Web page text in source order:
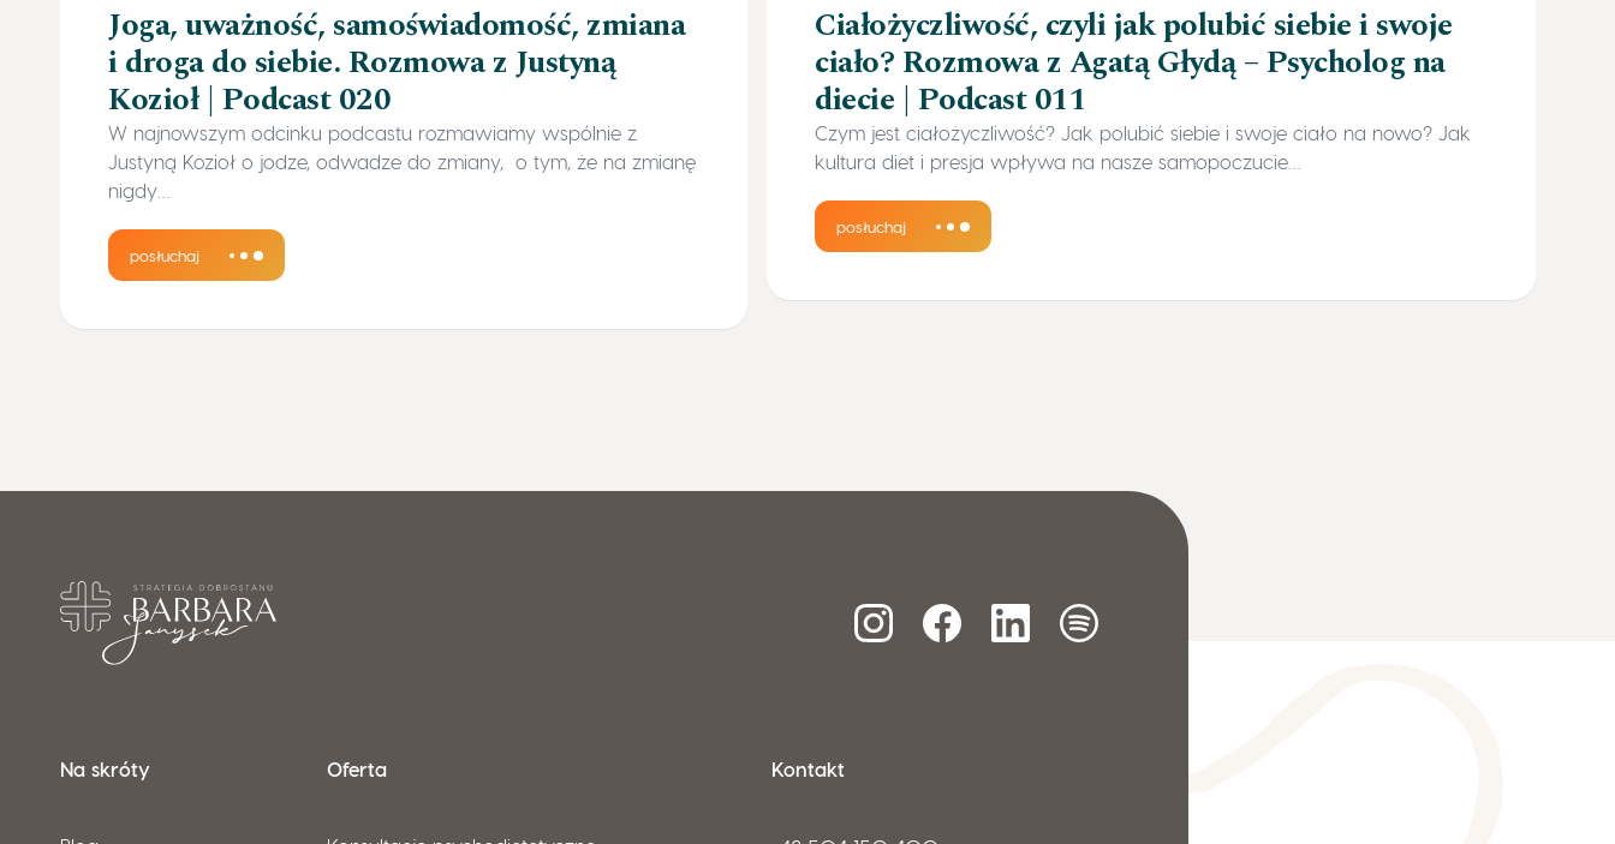
Joga, uważność, samoświadomość, zmiana
i droga do siebie. Rozmowa z Justyną
Kozioł | Podcast 020
W najnowszym odcinku podcastu rozmawiamy wspólnie z
Justyną Kozioł o jodze, odwadze do zmiany, o tym, że na zmianę
nigdy…
posłuchaj
Ciałożyczliwość, czyli jak polubić siebie i swoje
ciało? Rozmowa z Agatą Głydą – Psycholog na
diecie | Podcast 011
Czym jest ciałożyczliwość? Jak polubić siebie i swoje ciało na nowo? Jak
kultura diet i presja wpływa na nasze samopoczucie…
posłuchaj
Na skróty Oferta Kontakt